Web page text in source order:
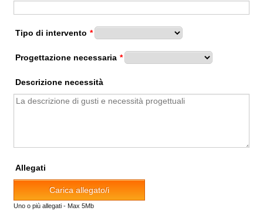
Tipo di intervento *
Progettazione necessaria *
Descrizione necessità
Allegati
Carica allegato/i
Uno o più allegati - Max 5Mb